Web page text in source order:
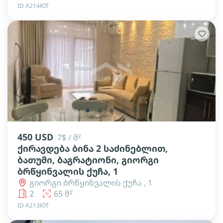
ID А214ЮТ
lens lens lens lens lens
450 USD 7$ / მ²
ქირავდება ბინა 2 საძინებლით,
ბათუმი, ბაგრატიონი, გიორგი
ბრწყინვალის ქუჩა, 1
გიორგი ბრწყინვალის ქუჩა , 1
2
65 მ²
ID А213ЮТ